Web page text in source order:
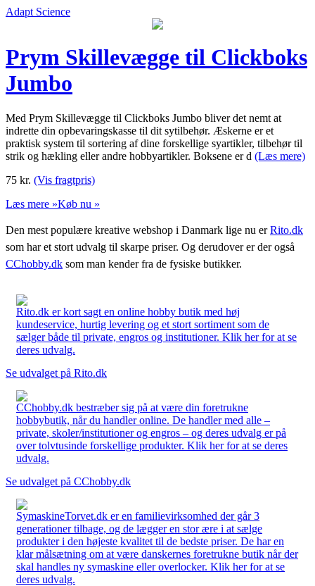
Adapt Science
Prym Skillevægge til Clickboks
Jumbo
Med Prym Skillevægge til Clickboks Jumbo bliver det nemt at
indrette din opbevaringskasse til dit sytilbehør. Æskerne er et
praktisk system til sortering af dine forskellige syartikler, tilbehør til
strik og hækling eller andre hobbyartikler. Boksene er d (Læs mere)
75 kr. (Vis fragtpris)
Læs mere »Køb nu »
Den mest populære kreative webshop i Danmark lige nu erRito.dk
som har et stort udvalg til skarpe priser. Og derudover er der også
CChobby.dk som man kender fra de fysiske butikker.
Rito.dk er kort sagt en online hobby butik med høj
kundeservice, hurtig levering og et stort sortiment som de
sælger både til private, engros og institutioner. Klik her for at se
deres udvalg.
Se udvalget på Rito.dk
CChobby.dk bestræber sig på at være din foretrukne
hobbybutik, når du handler online. De handler med alle –
private, skoler/institutioner og engros – og deres udvalg er på
over tolvtusinde forskellige produkter. Klik her for at se deres
udvalg.
Se udvalget på CChobby.dk
SymaskineTorvet.dk er en familievirksomhed der går 3
generationer tilbage, og de lægger en stor ære i at sælge
produkter i den højeste kvalitet til de bedste priser. De har en
klar målsætning om at være danskernes foretrukne butik når der
skal handles ny symaskine eller overlocker. Klik her for at se
deres udvalg.